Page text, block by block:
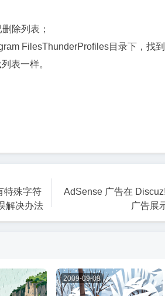
除列表；
FilesThunderProfiles目录下，找
表一样。
特殊字符
解决办法
AdSense 广告在
广告展
2009-09-09